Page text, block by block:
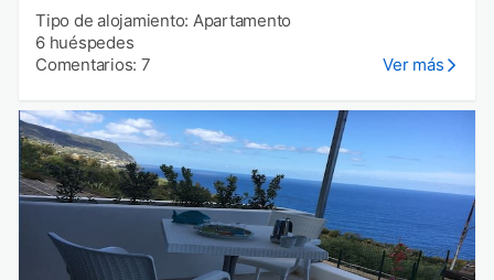
Tipo de alojamiento: Apartamento
6 huéspedes
Comentarios: 7
Ver más